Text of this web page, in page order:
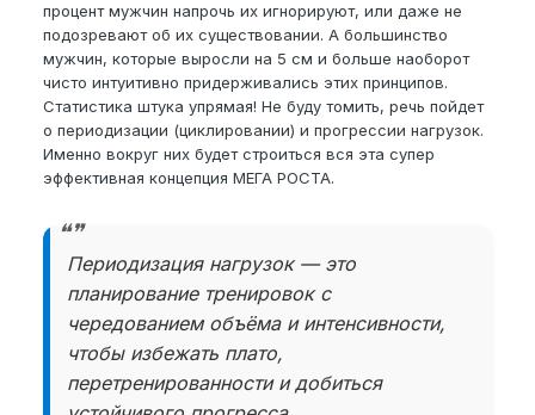
процент мужчин напрочь их игнорируют, или даже не
подозревают об их существовании. А большинство
мужчин, которые выросли на 5 см и больше наоборот
чисто интуитивно придерживались этих принципов.
Статистика штука упрямая! Не буду томить, речь пойдет
о периодизации (циклировании) и прогрессии нагрузок.
Именно вокруг них будет строиться вся эта супер
эффективная концепция МЕГА РОСТА.
Периодизация нагрузок — это
планирование тренировок с
чередованием объёма и интенсивности,
чтобы избежать плато,
перетренированности и добиться